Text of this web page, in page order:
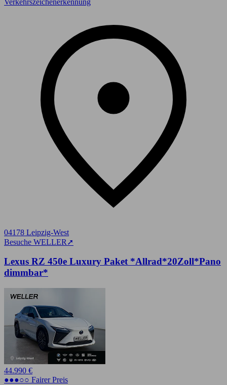
04178 Leipzig-West
Besuche WELLER ➚
Lexus RZ 450e Luxury Paket *Allrad*20Zoll*Pano
dimmbar*
44.990 €
●●●○○ Fairer Preis